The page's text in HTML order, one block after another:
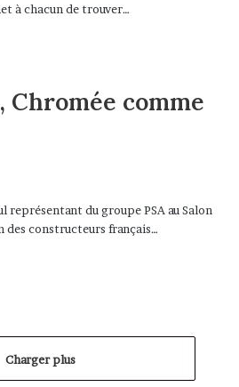
à chacun de trouver…
Chromée comme
représentant du groupe PSA au Salon
des constructeurs français…
Charger plus